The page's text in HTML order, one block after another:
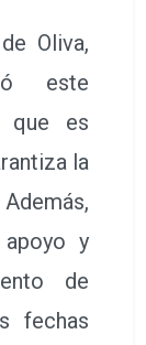
Oliva,
este
que es
la
y
de
fechas